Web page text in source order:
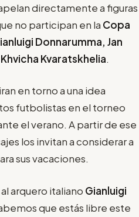
directamente a figuras
no participan en la Copa
Donnarumma, Jan
Khvicha Kvaratskhelia.
en torno a una idea
futbolistas en el torneo
el verano. A partir de ese
los invitan a considerar a
sus vacaciones.
arquero italiano Gianluigi
que estás libre este